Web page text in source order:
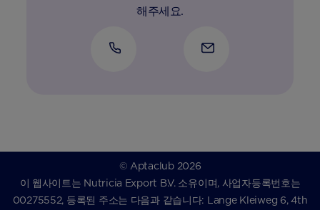
해주세요.
© Aptaclub 2026
이 웹사이트는 Nutricia Export B.V. 소유이며, 사업자등록번호는
00275552, 등록된 주소는 다음과 같습니다: Lange Kleiweg 6, 4th